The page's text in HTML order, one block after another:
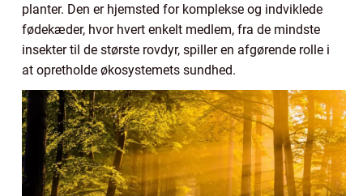
planter. Den er hjemsted for komplekse og indviklede
fødekæder, hvor hvert enkelt medlem, fra de mindste
insekter til de største rovdyr, spiller en afgørende rolle i
at opretholde økosystemets sundhed.